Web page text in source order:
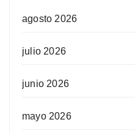
agosto 2026
julio 2026
junio 2026
mayo 2026